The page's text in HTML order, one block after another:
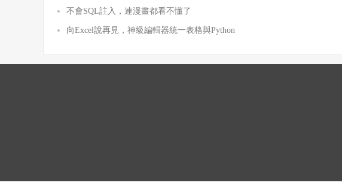
不會SQL註入，連漫畫都看不懂了
向Excel說再見，神級編輯器統一表格與Python